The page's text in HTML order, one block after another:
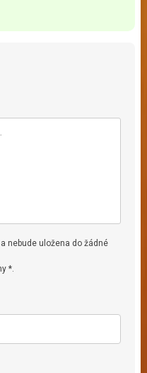
nebude uložena do žádné
*.